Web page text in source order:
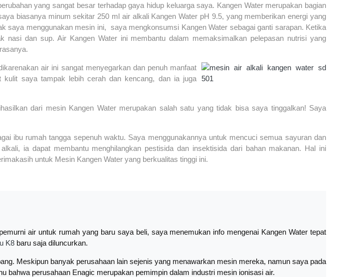
yang sangat besar terhadap gaya hidup keluarga saya. Kangen Water merupakan bagian
biasanya minum sekitar 250 ml air alkali Kangen Water pH 9.5, yang memberikan energi yang
saya menggunakan mesin ini, saya mengkonsumsi Kangen Water sebagai ganti sarapan. Ketika
dan sup. Air Kangen Water ini membantu dalam memaksimalkan pelepasan nutrisi yang
air ini sangat menyegarkan dan penuh manfaat
saya tampak lebih cerah dan kencang, dan ia juga
dari mesin Kangen Water merupakan salah satu yang tidak bisa saya tinggalkan! Saya
ibu rumah tangga sepenuh waktu. Saya menggunakannya untuk mencuci semua sayuran dan
ia dapat membantu menghilangkan pestisida dan insektisida dari bahan makanan. Hal ini
untuk Mesin Kangen Water yang berkualitas tinggi ini.
air untuk rumah yang baru saya beli, saya menemukan info mengenai Kangen Water tepat
K8 baru saja diluncurkan.
Meskipun banyak perusahaan lain sejenis yang menawarkan mesin mereka, namun saya pada
bahwa perusahaan Enagic merupakan pemimpin dalam industri mesin ionisasi air.